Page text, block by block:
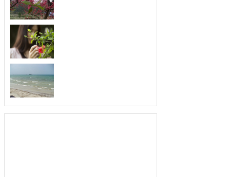
取长补短，最会发现优点的三大生肖。
俗话说...
不喜欢空闲，最珍惜时
忙个不停，最善于利用时间的三大生
肖。人们...
从不暗恋，爱你就要告
爱上就去追求，最不喜欢暗恋的三大生
为人低调，就算富有也